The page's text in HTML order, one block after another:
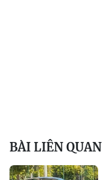
BÀI LIÊN QUAN